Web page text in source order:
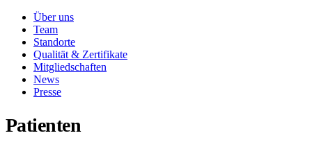
Über uns
Team
Standorte
Qualität & Zertifikate
Mitgliedschaften
News
Presse
Patienten